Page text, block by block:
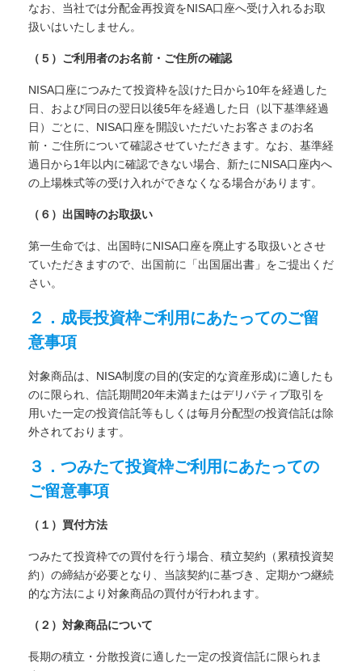
なお、当社では分配金再投資をNISA口座へ受け入れるお取
扱いはいたしません。
（５）ご利用者のお名前・ご住所の確認
NISA口座につみたて投資枠を設けた日から10年を経過した
日、および同日の翌日以後5年を経過した日（以下基準経過
日）ごとに、NISA口座を開設いただいたお客さまのお名
前・ご住所について確認させていただきます。なお、基準経
過日から1年以内に確認できない場合、新たにNISA口座内へ
の上場株式等の受け入れができなくなる場合があります。
（６）出国時のお取扱い
第一生命では、出国時にNISA口座を廃止する取扱いとさせ
ていただきますので、出国前に「出国届出書」をご提出くだ
さい。
２．成長投資枠ご利用にあたってのご留
意事項
対象商品は、NISA制度の目的(安定的な資産形成)に適したも
のに限られ、信託期間20年未満またはデリバティブ取引を
用いた一定の投資信託等もしくは毎月分配型の投資信託は除
外されております。
３．つみたて投資枠ご利用にあたっての
ご留意事項
（１）買付方法
つみたて投資枠での買付を行う場合、積立契約（累積投資契
約）の締結が必要となり、当該契約に基づき、定期かつ継続
的な方法により対象商品の買付が行われます。
（２）対象商品について
長期の積立・分散投資に適した一定の投資信託に限られま